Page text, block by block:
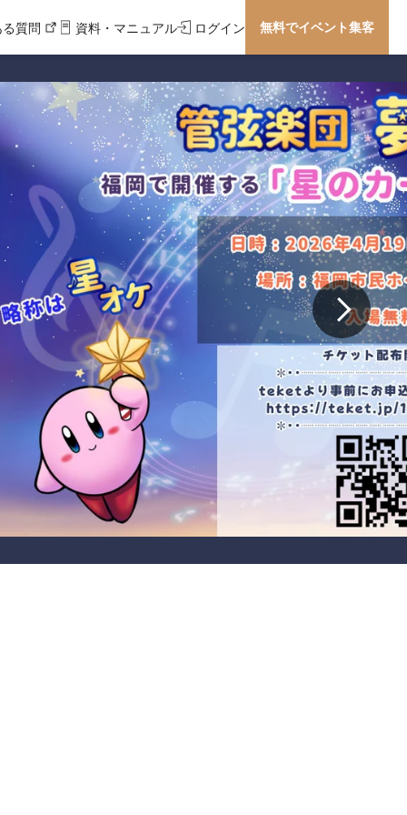
質問 資料・マニュアル ログイン 無料でイベント集客